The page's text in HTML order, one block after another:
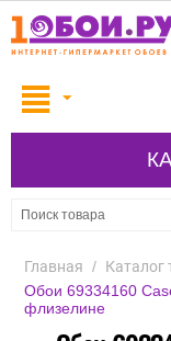
Главная / Каталог
Обои 69334160
флизелине